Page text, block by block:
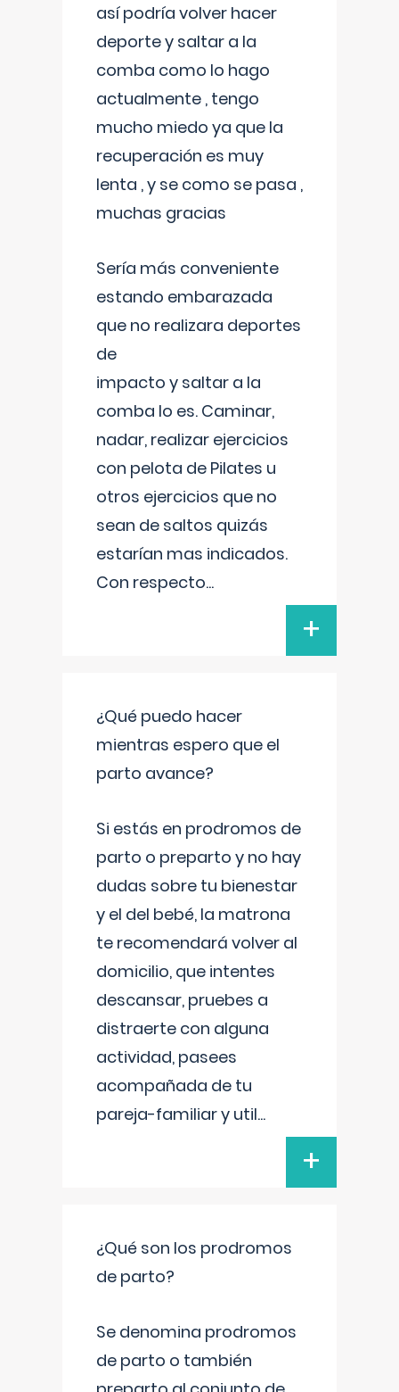
así podría volver hacer
deporte y saltar a la
comba como lo hago
actualmente , tengo
mucho miedo ya que la
recuperación es muy
lenta , y se como se pasa ,
muchas gracias
Sería más conveniente
estando embarazada
que no realizara deportes
de
impacto y saltar a la
comba lo es. Caminar,
nadar, realizar ejercicios
con pelota de Pilates u
otros ejercicios que no
sean de saltos quizás
estarían mas indicados.
Con respecto...
+
¿Qué puedo hacer
mientras espero que el
parto avance?
Si estás en prodromos de
parto o preparto y no hay
dudas sobre tu bienestar
y el del bebé, la matrona
te recomendará volver al
domicilio, que intentes
descansar, pruebes a
distraerte con alguna
actividad, pasees
acompañada de tu
pareja-familiar y util...
+
¿Qué son los prodromos
de parto?
Se denomina prodromos
de parto o también